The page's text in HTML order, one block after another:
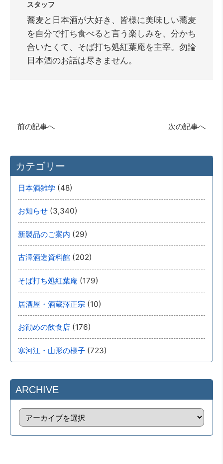
スタッフ
蕎麦と日本酒が大好き、皆様に美味しい蕎麦
を自分で打ち食べると言う楽しみを、分かち
合いたくて、そば打ち処紅葉庵を主宰。勿論
日本酒のお話は尽きません。
前の記事へ 次の記事へ
カテゴリー
日本酒雑学 (48)
お知らせ (3,340)
新製品のご案内 (29)
古澤酒造資料館 (202)
そば打ち処紅葉庵 (179)
居酒屋・酒蔵澤正宗 (10)
お勧めの飲食店 (176)
寒河江・山形の様子 (723)
ARCHIVE